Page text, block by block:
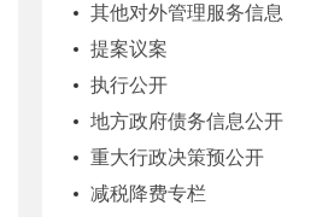
其他对外管理服务信息
提案议案
执行公开
地方政府债务信息公开
重大行政决策预公开
减税降费专栏